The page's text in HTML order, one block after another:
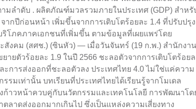
ามลำดับ . ผลิตภัณฑ์มวลรวมภายในประเทศ (GDP) สำหรั
กปีก่อนหน้า เพิ่มขึ้นจากการเติบโตร้อยละ 1.4 ที่ปรับปรุง
โภคภาคเอกชนที่เพิ่มขึ้น ตามข้อมูลที่เผยแพร่โดย
งคม (สศช.) (ซินหัว) — เมื่อวันจันทร์ (19 ก.พ.) สำนักงาน
ายตัวร้อยละ 1.9 ในปี 2566 ชะลอตัวจากการเติบโตร้อยล
การส่งออกที่ชะลอตัวลง ประเทศไทย 4.0 ไม่ใช่แค่ความ
มเท่านั้น บทเรียนที่ประเทศไทยได้เรียนรู้จากโมเดล
ก้าวหน้าควบคู่กับนวัตกรรมและเทคโนโลยี การพัฒนาโด
าดส่งออกมากเกินไป ซึ่งเป็นแหล่งความเสี่ยงทาง